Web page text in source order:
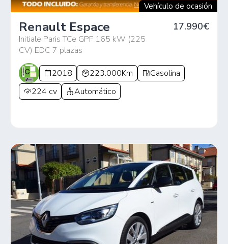
Vehículo de ocasión
Renault Espace
Initiale Paris TCe GPF 165 kW (225
CV) EDC 7 plazas
17.990€
2018 223.000Km
Gasolina
224 cv
Automático